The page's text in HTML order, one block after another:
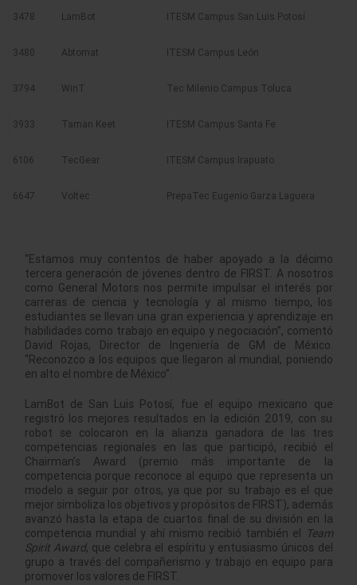
3478 LamBot ITESM Campus San Luis Potosí
3480 Abtomat ITESM Campus León
3794 WinT Tec Milenio Campus Toluca
3933 Taman Keet ITESM Campus Santa Fe
6106 TecGear ITESM Campus Irapuato
6647 Voltec PrepaTec Eugenio Garza Laguera
“Estamos muy contentos de haber apoyado a la décimo
tercera generación de jóvenes dentro de FIRST. A nosotros
como General Motors nos permite impulsar el interés por
carreras de ciencia y tecnología y al mismo tiempo, los
estudiantes se llevan una gran experiencia y aprendizaje en
habilidades como trabajo en equipo y negociación”, comentó
David Rojas, Director de Ingeniería de GM de México.
“Reconozco a los equipos que llegaron al mundial, poniendo
en alto el nombre de México”.
LamBot de San Luis Potosí, fue el equipo mexicano que
registró los mejores resultados en la edición 2019, con su
robot se colocaron en la alianza ganadora de las tres
competencias regionales en las que participó, recibió el
Chairman’s Award (premio más importante de la
competencia porque reconoce al equipo que representa un
modelo a seguir por otros, ya que por su trabajo es el que
mejor simboliza los objetivos y propósitos de FIRST), además
avanzó hasta la etapa de cuartos final de su división en la
competencia mundial y ahí mismo recibió también el
Team
Spirit Award, que celebra el espíritu y entusiasmo únicos del
grupo a través del compañerismo y trabajo en equipo para
promover los valores de FIRST.